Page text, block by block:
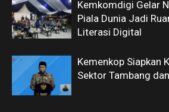
Kemkomdigi Gelar
Piala Dunia Jadi
Literasi Digital
Kemenkop Siapkan
Sektor Tambang